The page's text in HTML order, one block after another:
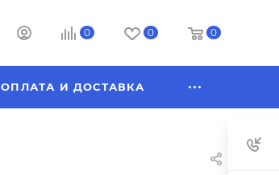
0 0 0
ОПЛАТА И ДОСТАВКА